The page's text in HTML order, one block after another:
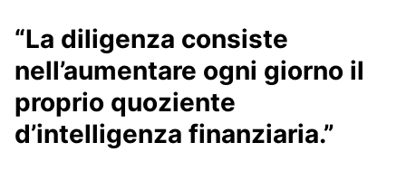
“La diligenza consiste
nell’aumentare ogni giorno il
proprio quoziente
d’intelligenza finanziaria.”